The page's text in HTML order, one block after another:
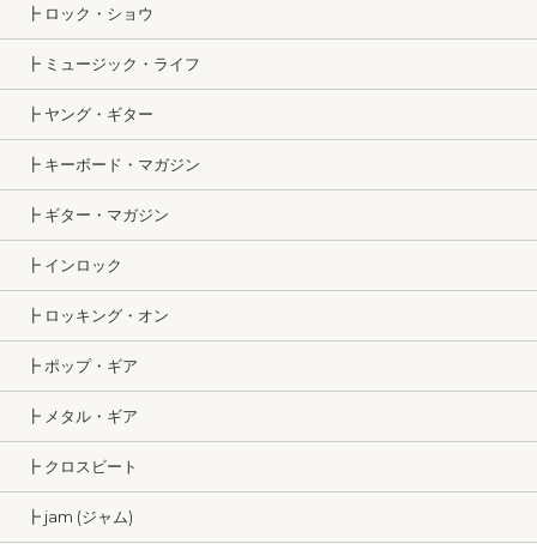
┣ ロック・ショウ
┣ ミュージック・ライフ
┣ ヤング・ギター
┣ キーボード・マガジン
┣ ギター・マガジン
┣ インロック
┣ ロッキング・オン
┣ ポップ・ギア
┣ メタル・ギア
┣ クロスビート
┣ jam (ジャム)